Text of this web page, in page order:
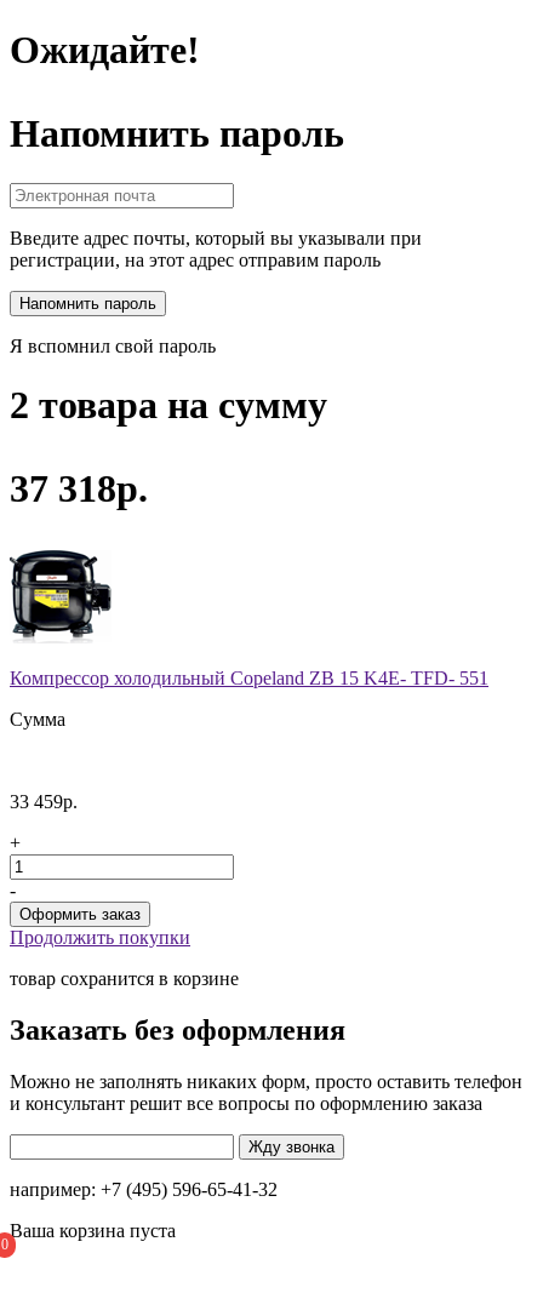
0
Ожидайте!
Напомнить пароль
Введите адрес почты, который вы указывали при
регистрации, на этот адрес отправим пароль
Я вспомнил свой пароль
2 товара на сумму
37 318р.
Компрессор холодильный Copeland ZB 15 K4E- TFD- 551
Сумма
33 459р.
+
-
Продолжить покупки
товар сохранится в корзине
Заказать без оформления
Можно не заполнять никаких форм, просто оставить телефон
и консультант решит все вопросы по оформлению заказа
например: +7 (495) 596-65-41-32
Ваша корзина пуста